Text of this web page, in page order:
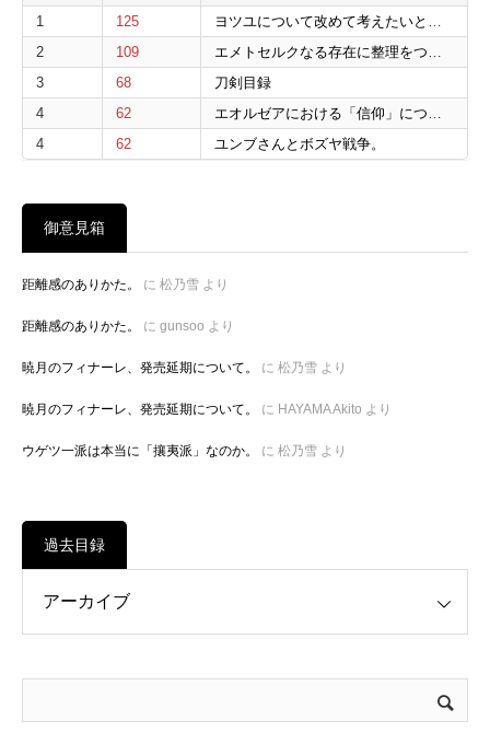
1
125
ヨツユについて改めて考えたいと思う。
2
109
エメトセルクなる存在に整理をつけたいと思う。
3
68
刀剣目録
4
62
エオルゼアにおける「信仰」について。
4
62 ユンブさんとボズヤ戦争。
御意見箱
距離感のありかた。 に 松乃雪 より
距離感のありかた。 に gunsoo より
暁月のフィナーレ、発売延期について。 に 松乃雪 より
暁月のフィナーレ、発売延期について。 に HAYAMA Akito より
ウゲツ一派は本当に「攘夷派」なのか。 に 松乃雪 より
過去目録